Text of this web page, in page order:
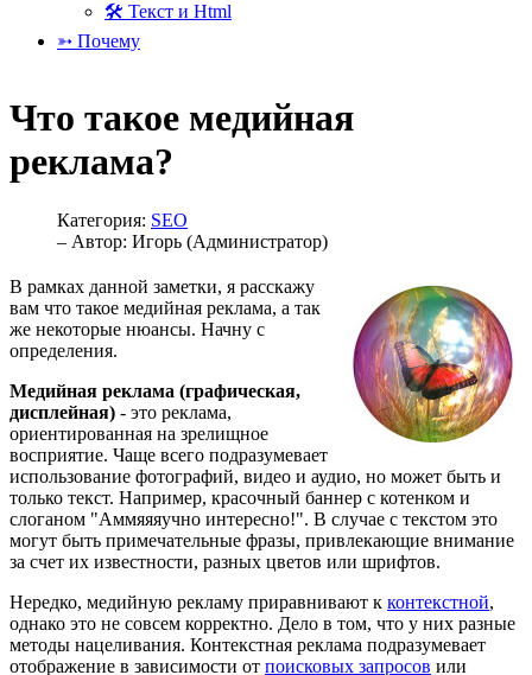
🛠 Текст и Html
➳ Почему
Что такое медийная
реклама?
Категория: SEO
– Автор: Игорь (Администратор)
В рамках данной заметки, я расскажу
вам что такое медийная реклама, а так
же некоторые нюансы. Начну с
определения.
Медийная реклама (графическая,
дисплейная) - это реклама,
ориентированная на зрелищное
восприятие. Чаще всего подразумевает
использование фотографий, видео и аудио, но может быть и
только текст. Например, красочный баннер с котенком и
слоганом "Аммяяяучно интересно!". В случае с текстом это
могут быть примечательные фразы, привлекающие внимание
за счет их известности, разных цветов или шрифтов.
Нередко, медийную рекламу приравнивают к контекстной,
однако это не совсем корректно. Дело в том, что у них разные
методы нацеливания. Контекстная реклама подразумевает
отображение в зависимости от поисковых запросов или